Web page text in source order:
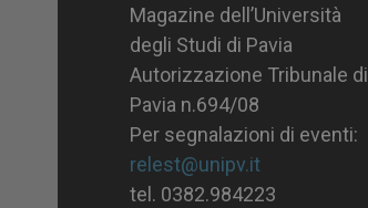
Magazine dell’Università
degli Studi di Pavia
Autorizzazione Tribunale di
Pavia n.694/08
Per segnalazioni di eventi:
relest@unipv.it
tel. 0382.984223